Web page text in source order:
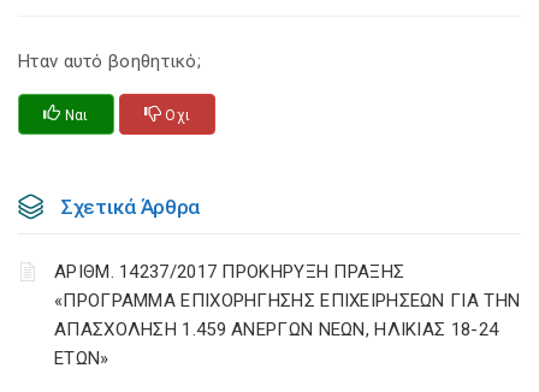
Ηταν αυτό βοηθητικό;
Ναι Οχι
Σχετικά Άρθρα
ΑΡΙΘΜ. 14237/2017 ΠΡΟΚΗΡΥΞΗ ΠΡΑΞΗΣ
«ΠΡΟΓΡΑΜΜΑ ΕΠΙΧΟΡΗΓΗΣΗΣ ΕΠΙΧΕΙΡΗΣΕΩΝ ΓΙΑ ΤΗΝ
ΑΠΑΣΧΟΛΗΣΗ 1.459 ΑΝΕΡΓΩΝ ΝΕΩΝ, ΗΛΙΚΙΑΣ 18-24
ΕΤΩΝ»